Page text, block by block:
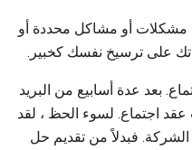
مشكلات أو مشاكل محددة أو
على ترسيخ نفسك كخبير.
بعد عدة أسابيع من البريد
عقد اجتماع. لسوء الحظ ، لقد
فبدلاً من تقديم حل